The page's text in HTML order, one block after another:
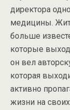
директора
медицины.
больше
которые
он вел
которая
активно
жизни на